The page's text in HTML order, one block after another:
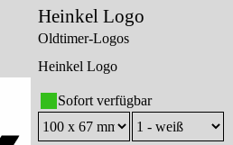
Heinkel Logo
Oldtimer-Logos
0.0/5
0
Heinkel Logo
Sofort verfügbar